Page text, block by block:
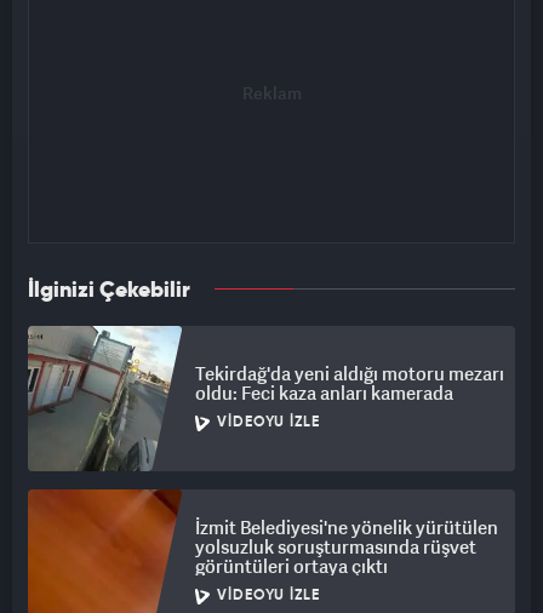
İlginizi Çekebilir
Tekirdağ'da yeni aldığı motoru mezarı
oldu: Feci kaza anları kamerada
VIDEOYU İZLE
İzmit Belediyesi'ne yönelik yürütülen
yolsuzluk soruşturmasında rüşvet
görüntüleri ortaya çıktı
VIDEOYU İZLE